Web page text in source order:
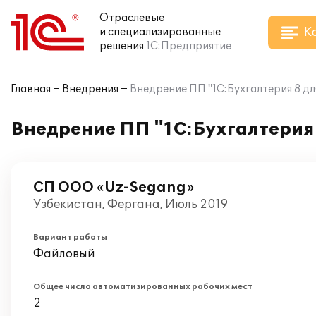
Отраслевые
и специализированные
решения 1С:Предприятие
Главная Внедрения Внедрение ПП "1С:Бухгалтерия 8
Внедрение ПП
СП ООО «Uz-Segang»
Узбекистан, Фергана, Июль 2019
Вариант работы
Файловый
Общее число автоматизированных рабочих мест
2